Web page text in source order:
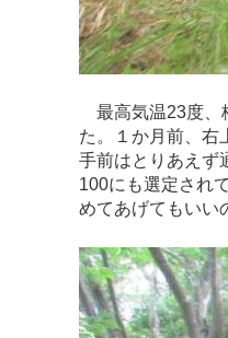
最高気温23度、
た。１か月前、右
手前はとりあえず
100にも選定され
めてあげてもいい